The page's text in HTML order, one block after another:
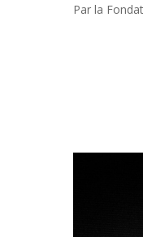
Par la